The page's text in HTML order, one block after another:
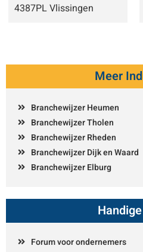
4387PL Vlissingen
Meer
Branchewijzer Heumen
Branchewijzer Tholen
Branchewijzer Rheden
Branchewijzer Dijk en Waard
Branchewijzer Elburg
Forum voor ondernemers